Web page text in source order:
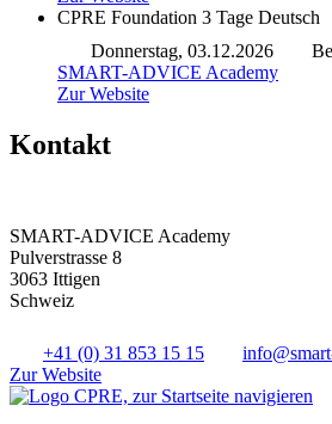
CPRE Foundation 3 Tage Deutsch
Donnerstag, 03.12.2026
SMART-ADVICE Academy
Zur Website
Kontakt
SMART-ADVICE Academy
Pulverstrasse 8
3063 Ittigen
Schweiz
+41 (0) 31 853 15 15
Zur Website